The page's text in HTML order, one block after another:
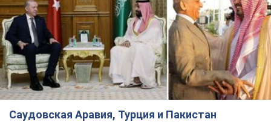
Саудовская Аравия, Турция и Пакистан